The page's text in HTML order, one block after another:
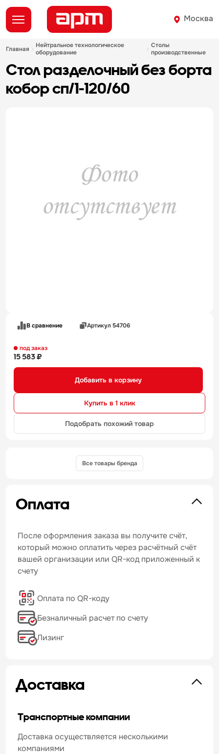
Москва
главная
нейтральное технологическое
оборудование
столы
производственные
стол разделочный без борта
кобор сп/1-120/60
В сравнение Артикул 54706
под заказ
15 583 ₽
Добавить в корзину
Купить в 1 клик
Подобрать похожий товар
Все товары бренда
Оплата
После оформления заказа вы получите счёт,
который можно оплатить через расчётный счёт
вашей организации или QR-код приложенный к
счету
Оплата по QR-коду
Безналичный расчет по счету
Лизинг
Доставка
Транспортные компании
Доставка осуществляется несколькими
компаниями